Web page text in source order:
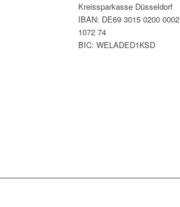
Kreissparkasse Düsseldorf
IBAN: DE69 3015 0200 0002
1072 74
BIC: WELADED1KSD